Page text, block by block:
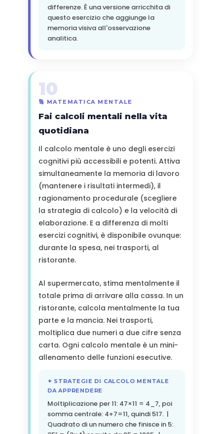
differenze. È una versione arricchita di
questo esercizio che aggiunge la
memoria visiva all'osservazione
analitica.
10
🔢 MATEMATICA MENTALE
Fai calcoli mentali nella vita
quotidiana
Il calcolo mentale è uno degli esercizi
cognitivi più accessibili e potenti. Attiva
simultaneamente la memoria di lavoro
(mantenere i risultati intermedi), il
ragionamento procedurale (scegliere
la strategia di calcolo) e la velocità di
elaborazione. E a differenza di molti
esercizi cognitivi, è disponibile ovunque:
durante la spesa, nei trasporti, al
ristorante.
Al supermercato, stima mentalmente il
totale prima di arrivare alla cassa. In un
ristorante, calcola mentalmente la tua
parte e la mancia. Nei trasporti,
moltiplica due numeri a due cifre senza
carta. Ogni calcolo mentale è un mini-
allenamento delle funzioni esecutive.
✦ STRATEGIE DI CALCOLO MENTALE
DA APPRENDERE
Moltiplicazione per 11: 47×11 = 4_7, poi
somma centrale: 4+7=11, quindi 517. |
Quadrato di un numero che finisce in 5: